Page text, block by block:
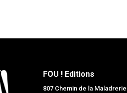
FOU ! Editions
807 Chemin de la Maladrerie